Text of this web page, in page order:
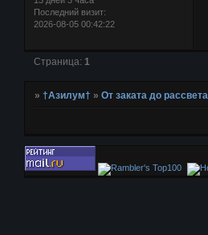
Последний визит:
2026-08-05 00:42:22
Страница: 1
»†Азилум† »От заката до рассвета